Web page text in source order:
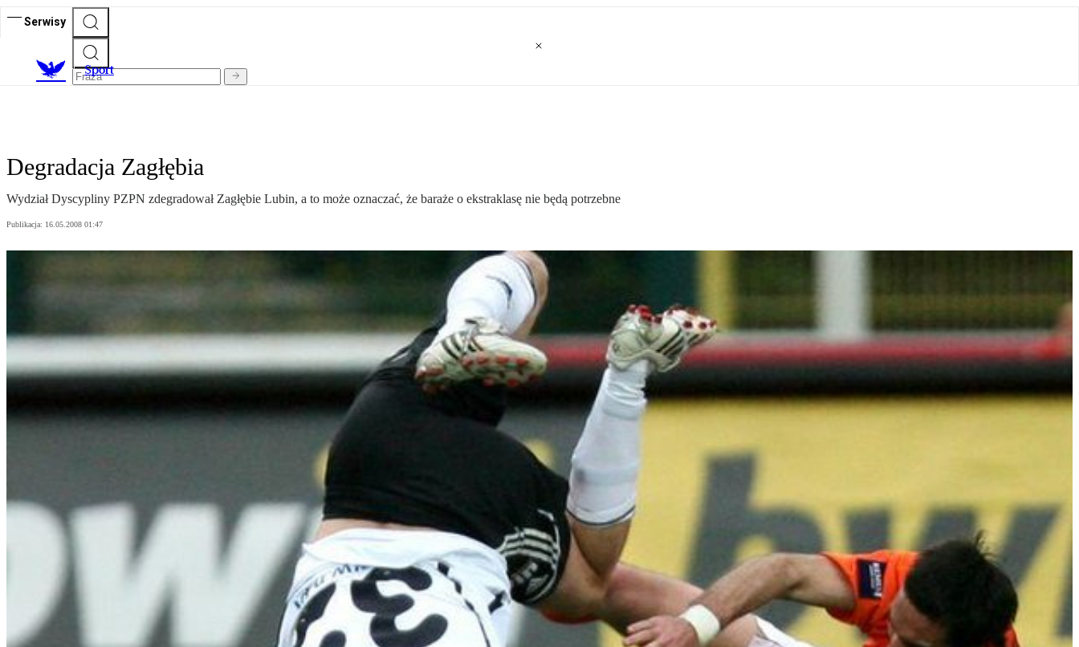
Serwisy
Sport
Degradacja Zagłębia
Wydział Dyscypliny PZPN zdegradował Zagłębie Lubin, a to może oznaczać, że baraże o ekstraklasę nie będą potrzebne
Publikacja: 16.05.2008 01:47